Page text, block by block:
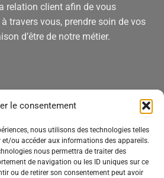
le consentement
nous utilisons des technologies telles
et/ou accéder aux informations des appareils.
nous permettra de traiter des
de navigation ou les ID uniques sur ce
ou de retirer son consentement peut avoir
relation client afin de vous
travers vous, prendre soin de vos
d’être de notre métier.
nouveautés, des offres spéciales